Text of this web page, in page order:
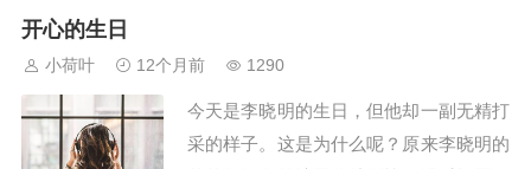
只见那条“黄尾大仙”的尾巴后面拉出了一
条长约两...
开心的生日
小荷叶 12个月前 1290
今天是李晓明的生日，但他却一副无精打
采的样子。这是为什么呢？原来李晓明的